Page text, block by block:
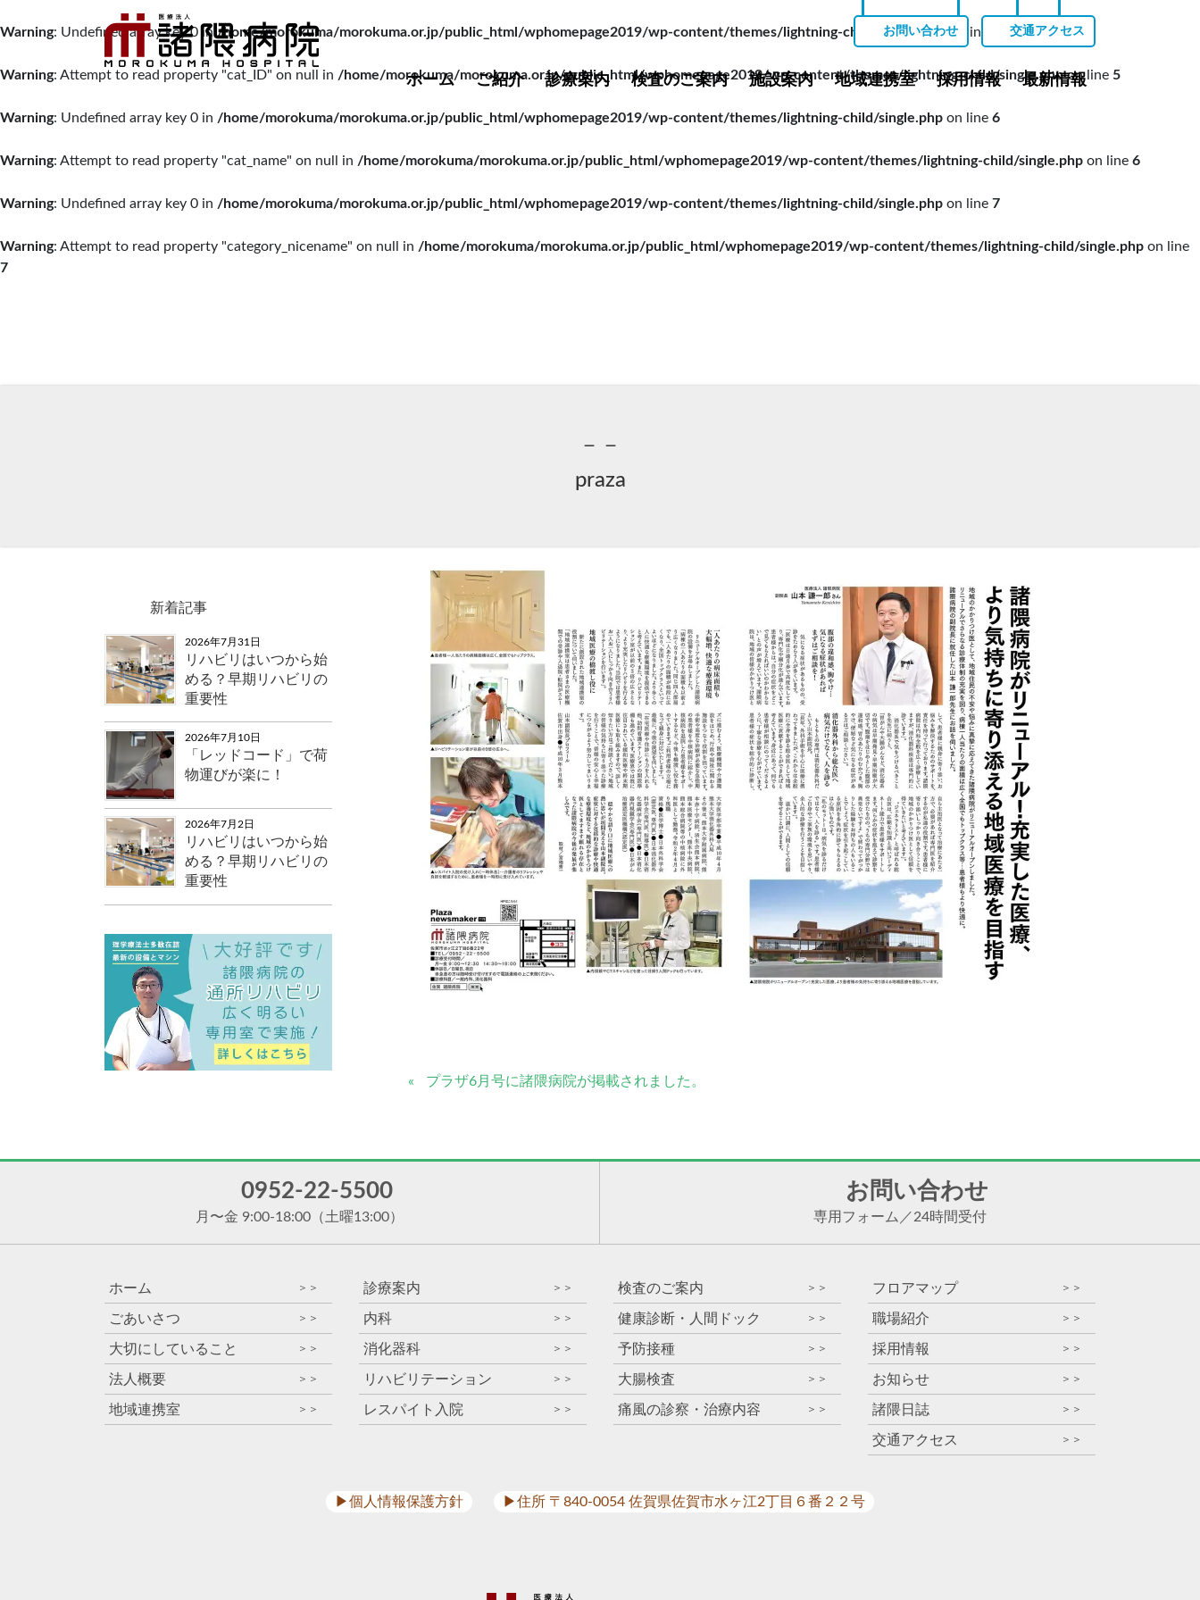
お問い合わせ 交通アクセス
ホーム ご紹介 診療案内 検査のご案内 施設案内 地域連携室 採用情報 最新情報
Warning: Undefined array key 0 in /home/morokuma/morokuma.or.jp/public_html/wphomepage2019/wp-content/themes/lightning-child/single.phpon line
Warning: Attempt to read property "cat_ID" on null in /home/morokuma/morokuma.or.jp/public_html/wphomepage2019/wp-content/themes/lightning-child/single.phpon line 5
Warning: Undefined array key 0 in /home/morokuma/morokuma.or.jp/public_html/wphomepage2019/wp-content/themes/lightning-child/single.php on line 6
Warning: Attempt to read property "cat_name" on null in /home/morokuma/morokuma.or.jp/public_html/wphomepage2019/wp-content/themes/lightning-child/single.php on line 6
Warning: Undefined array key 0 in /home/morokuma/morokuma.or.jp/public_html/wphomepage2019/wp-content/themes/lightning-child/single.php on line 7
Warning: Attempt to read property "category_nicename" on null in /home/morokuma/morokuma.or.jp/public_html/wphomepage2019/wp-content/themes/lightning-child/single.php on line
7
－－
praza
プラザ6月号に諸隈病院が掲載されました。
新着記事
2026年7月31日
リハビリはいつから始
める？早期リハビリの
重要性
2026年7月10日
「レッドコード」で荷
物運びが楽に！
2026年7月2日
リハビリはいつから始
める？早期リハビリの
重要性
0952-22-5500
月〜金 9:00-18:00 （土曜13:00）
お問い合わせ
専用フォーム ／24時間受付
ホーム ＞＞
ごあいさつ ＞＞
大切にしていること ＞＞
法人概要 ＞＞
地域連携室 ＞＞
診療案内 ＞＞
内科 ＞＞
消化器科 ＞＞
リハビリテーション ＞＞
レスパイト入院 ＞＞
検査のご案内 ＞＞
健康診断・人間ドック ＞＞
予防接種 ＞＞
大腸検査 ＞＞
痛風の診察・治療内容 ＞＞
フロアマップ ＞＞
職場紹介 ＞＞
採用情報 ＞＞
お知らせ ＞＞
諸隈日誌 ＞＞
交通アクセス ＞＞
▶︎個人情報保護方針 ▶︎住所 〒840-0054 佐賀県佐賀市水ヶ江2丁目６番２２号